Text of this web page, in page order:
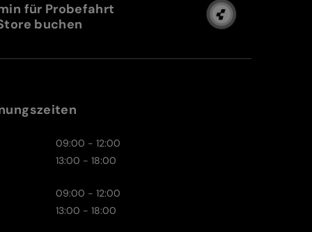
für Probefahrt
buchen
09:00 - 12:00
13:00 - 18:00
09:00 - 12:00
13:00 - 18:00